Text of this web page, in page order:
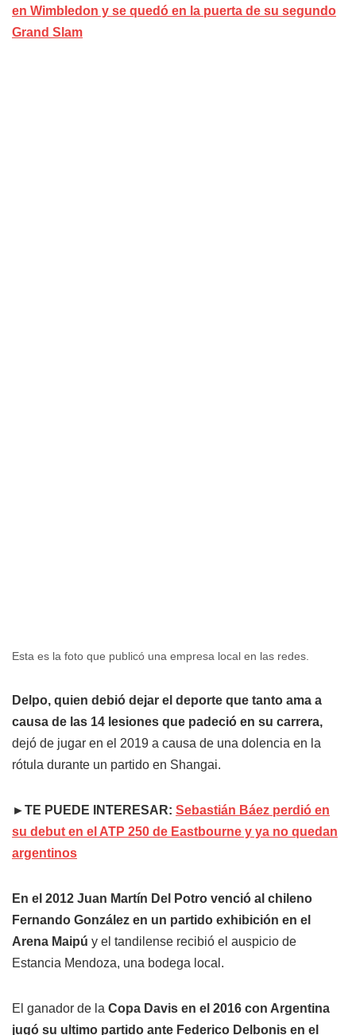
en Wimbledon y se quedó en la puerta de su segundo
Grand Slam
Esta es la foto que publicó una empresa local en las redes.
Delpo, quien debió dejar el deporte que tanto ama a
causa de las 14 lesiones que padeció en su carrera,
dejó de jugar en el 2019 a causa de una dolencia en la
rótula durante un partido en Shangai.
►TE PUEDE INTERESAR: Sebastián Báez perdió en
su debut en el ATP 250 de Eastbourne y ya no quedan
argentinos
En el 2012 Juan Martín Del Potro venció al chileno
Fernando González en un partido exhibición en el
Arena Maipú y el tandilense recibió el auspicio de
Estancia Mendoza, una bodega local.
El ganador de la Copa Davis en el 2016 con Argentina
jugó su ultimo partido ante Federico Delbonis en el